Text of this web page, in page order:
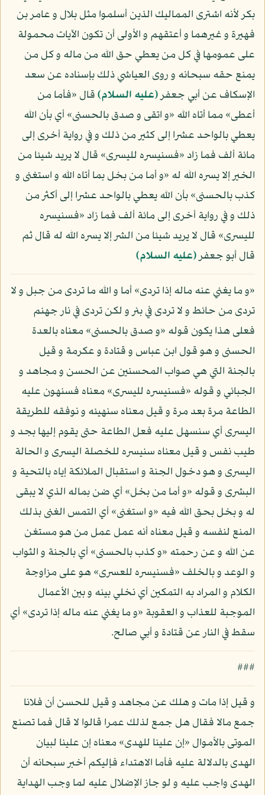
بكر لأنه اشترى المماليك الذين أسلموا مثل بلال و عامر بن
فهيرة و غيرهما و أعتقهم و الأولى أن تكون الآيات محمولة
على عمومها في كل من يعطي حق الله من ماله و كل من
يمنع حقه سبحانه و روى العياشي ذلك بإسناده عن سعد
الإسكاف عن أبي جعفر(عليه السلام)قال «فأما من
أعطى» مما أتاه الله «و اتقى و صدق بالحسنى» أي بأن الله
يعطي بالواحد عشرا إلى كثير من ذلك و في رواية أخرى إلى
مائة ألف فما زاد «فسنيسره لليسرى» قال لا يريد شيئا من
الخير إلا يسره الله له «و أما من بخل بما أتاه الله و استغنى و
كذب بالحسنى» بأن الله يعطي بالواحد عشرا إلى أكثر من
ذلك و في رواية أخرى إلى مائة ألف فما زاد «فسنيسره
لليسرى» قال لا يريد شيئا من الشر إلا يسره الله له قال ثم
قال أبو جعفر(عليه السلام)
«و ما يغني عنه ماله إذا تردى» أما و الله ما تردى من جبل و لا
تردى من حائط و لا تردى في بئر و لكن تردى في نار جهنم
فعلى هذا يكون قوله «و صدق بالحسنى» معناه بالعدة
الحسنى و هو قول ابن عباس و قتادة و عكرمة و قيل
بالجنة التي هي صواب المحسنين عن الحسن و مجاهد و
الجبائي و قوله «فسنيسره لليسرى» معناه فسنهون عليه
الطاعة مرة بعد مرة و قيل معناه سنهيئه و نوفقه للطريقة
اليسرى أي سنسهل عليه فعل الطاعة حتى يقوم إليها بجد و
طيب نفس و قيل معناه سنيسره للخصلة اليسرى و الحالة
اليسرى و هو دخول الجنة و استقبال الملائكة إياه بالتحية و
البشرى و قوله «و أما من بخل» أي ضن بماله الذي لا يبقى
له و بخل بحق الله فيه «و استغنى» أي التمس الغنى بذلك
المنع لنفسه و قيل معناه أنه عمل عمل من هو مستغن
عن الله و عن رحمته «و كذب بالحسنى» أي بالجنة و الثواب
و الوعد و بالخلف «فسنيسره للعسرى» هو على مزاوجة
الكلام و المراد به التمكين أي نخلي بينه و بين الأعمال
الموجبة للعذاب و العقوبة «و ما يغني عنه ماله إذا تردى» أي
سقط في النار عن قتادة و أبي صالح.
###
و قيل إذا مات و هلك عن مجاهد و قيل للحسن أن فلانا
جمع مالا فقال هل جمع لذلك عمرا قالوا لا قال فما تصنع
الموتى بالأموال «إن علينا للهدى» معناه إن علينا لبيان
الهدى بالدلالة عليه فأما الاهتداء فإليكم أخبر سبحانه أن
الهدى واجب عليه و لو جاز الإضلال عليه لما وجب الهداية